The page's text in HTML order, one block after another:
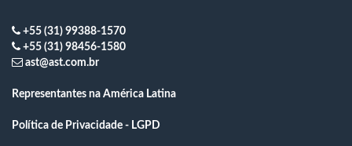
+55 (31) 99388-1570
+55 (31) 98456-1580
ast@ast.com.br
Representantes na América Latina
Política de Privacidade - LGPD